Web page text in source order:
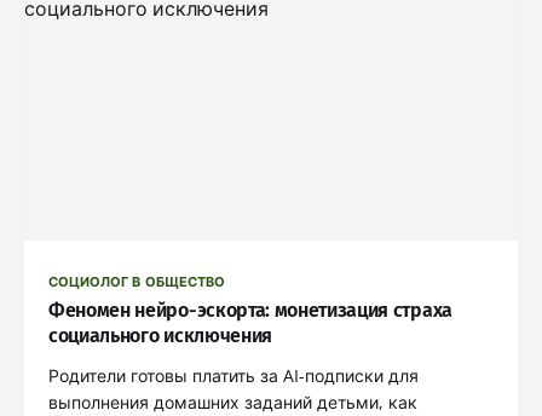
СОЦИОЛОГ В ОБЩЕСТВО
Феномен нейро-эскорта: монетизация страха
социального исключения
Родители готовы платить за AI-подписки для
выполнения домашних заданий детьми, как